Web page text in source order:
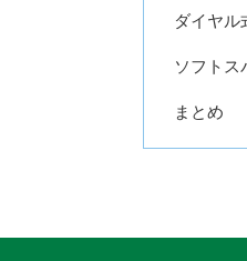
ダイヤル
ソフトス
まとめ